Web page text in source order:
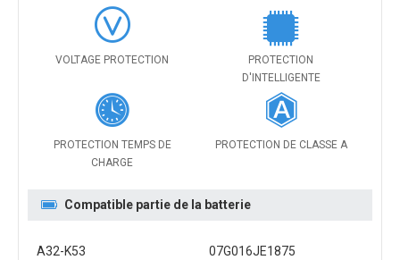
VOLTAGE PROTECTION
PROTECTION
D'INTELLIGENTE
PROTECTION TEMPS DE
CHARGE
PROTECTION DE CLASSE A
Compatible partie de la batterie
A32-K53 07G016JE1875